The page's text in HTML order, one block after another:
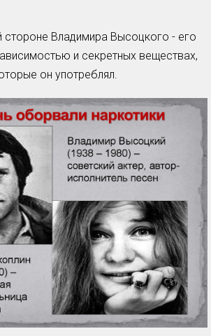
стороне Владимира Высоцкого - его
и секретных веществах,
он употреблял.